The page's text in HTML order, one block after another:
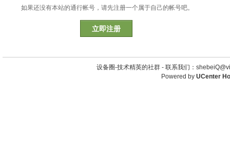
如果还没有本站的通行帐号，请先注册一个属于自己的帐号吧。
立即注册
设备圈-技术精英的社群 - 联系我们：
Powered by UCenter